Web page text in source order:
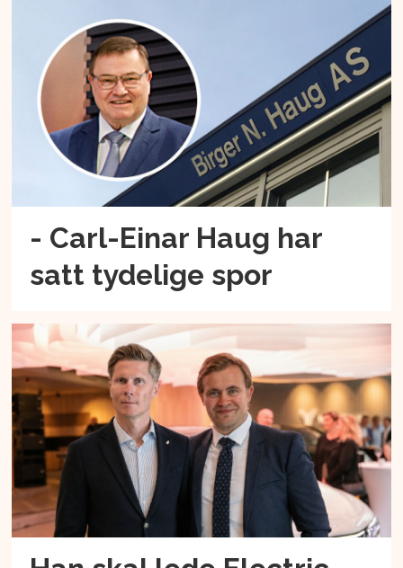
- Carl-Einar Haug har
satt tydelige spor